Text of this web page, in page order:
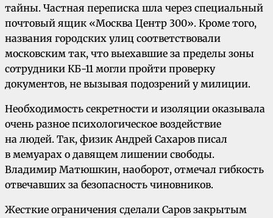
тайны. Частная переписка шла через специальный
почтовый ящик «Москва Центр 300». Кроме того,
названия городских улиц соответствовали
московским так, что выехавшие за пределы зоны
сотрудники КБ-11 могли пройти проверку
документов, не вызывая подозрений у милиции.
Необходимость секретности и изоляции оказывала
очень разное психологическое воздействие
на людей. Так, физик Андрей Сахаров писал
в мемуарах о давящем лишении свободы.
Владимир Матюшкин, наоборот, отмечал гибкость
отвечавших за безопасность чиновников.
Жесткие ограничения сделали Саров закрытым